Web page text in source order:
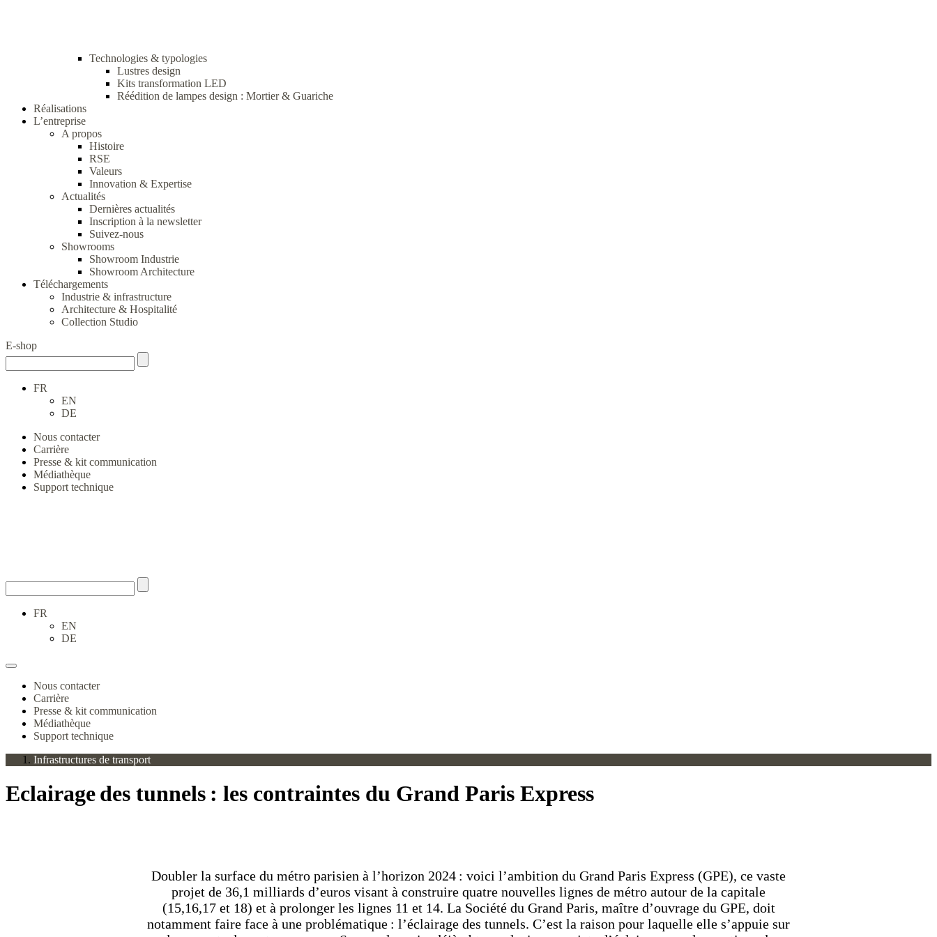
Technologies & typologies
Lustres design
Kits transformation LED
Réédition de lampes design : Mortier & Guariche
Réalisations
L’entreprise
A propos
Histoire
RSE
Valeurs
Innovation & Expertise
Actualités
Dernières actualités
Inscription à la newsletter
Suivez-nous
Showrooms
Showroom Industrie
Showroom Architecture
Téléchargements
Industrie & infrastructure
Architecture & Hospitalité
Collection Studio
E-shop
FR
EN
DE
Nous contacter
Carrière
Presse & kit communication
Médiathèque
Support technique
FR
EN
DE
Nous contacter
Carrière
Presse & kit communication
Médiathèque
Support technique
Infrastructures de transport
Eclairage des tunnels : les contraintes du Grand Paris Express
Doubler la surface du métro parisien à l’horizon 2024 : voici l’ambition du Grand Paris Express (GPE), ce vaste
projet de 36,1 milliards d’euros visant à construire quatre nouvelles lignes de métro autour de la capitale
(15,16,17 et 18) et à prolonger les lignes 11 et 14. La Société du Grand Paris, maître d’ouvrage du GPE, doit
notamment faire face à une problématique : l’éclairage des tunnels. C’est la raison pour laquelle elle s’appuie sur